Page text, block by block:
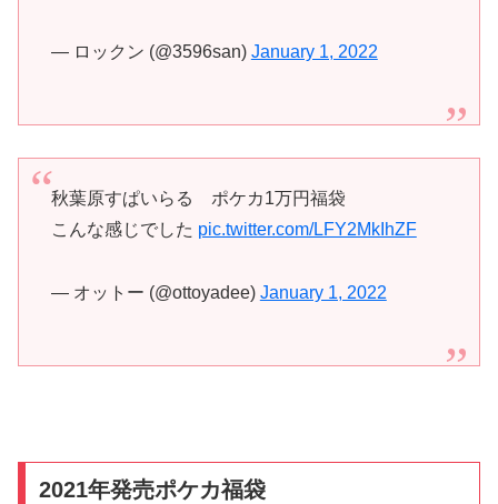
— ロックン (@3596san) January 1, 2022
秋葉原すぱいらる ポケカ1万円福袋
こんな感じでした pic.twitter.com/LFY2MkIhZF
— オットー (@ottoyadee) January 1, 2022
2021年発売ポケカ福袋